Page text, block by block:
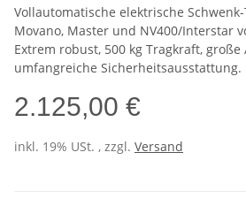
Vollautomatische elektrische
Movano, Master und NV400/Interstar
Extrem robust, 500 kg Tragkraft,
umfangreiche Sicherheitsausstattung.
2.125,00 €
inkl. 19% USt. , zzgl. Versand